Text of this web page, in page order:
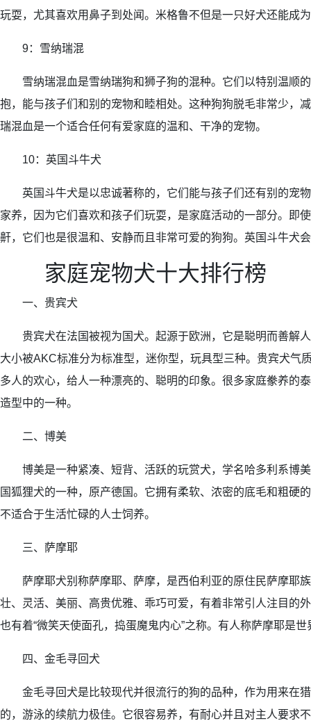
玩耍，尤其喜欢用鼻子到处闻。米格鲁不但是一只好犬还能成
9：雪纳瑞混
雪纳瑞混血是雪纳瑞狗和狮子狗的混种。它们以特别温顺的
抱，能与孩子们和别的宠物和睦相处。这种狗狗脱毛非常少，
瑞混血是一个适合任何有爱家庭的温和、干净的宠物。
10：英国斗牛犬
英国斗牛犬是以忠诚著称的，它们能与孩子们还有别的宠物
家养，因为它们喜欢和孩子们玩耍，是家庭活动的一部分。即
鼾，它们也是很温和、安静而且非常可爱的狗狗。英国斗牛犬
家庭宠物犬十大排行榜
一、贵宾犬
贵宾犬在法国被视为国犬。起源于欧洲，它是聪明而善解人
大小被AKC标准分为标准型，迷你型，玩具型三种。贵宾犬气
多人的欢心，给人一种漂亮的、聪明的印象。很多家庭豢养的
造型中的一种。
二、博美
博美是一种紧凑、短背、活跃的玩赏犬，学名哈多利系博美
国狐狸犬的一种，原产德国。它拥有柔软、浓密的底毛和粗硬
不适合于生活忙碌的人士饲养。
三、萨摩耶
萨摩耶犬别称萨摩耶、萨摩，是西伯利亚的原住民萨摩耶族
壮、灵活、美丽、高贵优雅、乖巧可爱，有着非常引人注目的
也有着“微笑天使面孔，捣蛋魔鬼内心”之称。有人称萨摩耶是
四、金毛寻回犬
金毛寻回犬是比较现代并很流行的狗的品种，作为用来在猎
的，游泳的续航力极佳。它很容易养，有耐心并且对主人要求